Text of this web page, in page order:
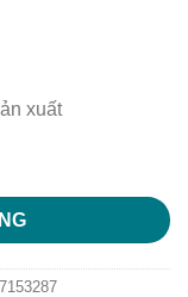
xuất
Faminuts hộp